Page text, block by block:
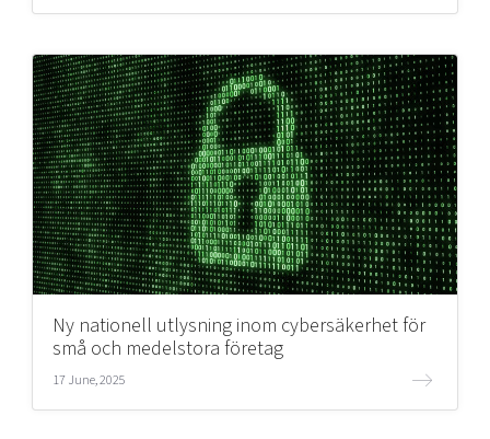
Ny nationell utlysning inom cybersäkerhet för
små och medelstora företag
17 June, 2025